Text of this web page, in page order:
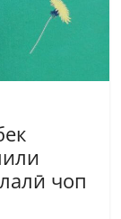
чоп